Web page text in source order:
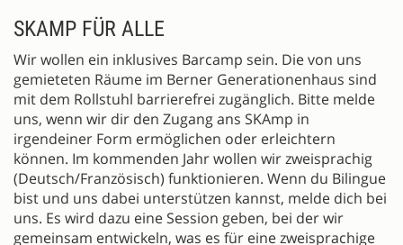
SKAMP FÜR ALLE
Wir wollen ein inklusives Barcamp sein. Die von uns
gemieteten Räume im Berner Generationenhaus sind
mit dem Rollstuhl barrierefrei zugänglich. Bitte melde
uns, wenn wir dir den Zugang ans SKAmp in
irgendeiner Form ermöglichen oder erleichtern
können. Im kommenden Jahr wollen wir zweisprachig
(Deutsch/Französisch) funktionieren. Wenn du Bilingue
bist und uns dabei unterstützen kannst, melde dich bei
uns. Es wird dazu eine Session geben, bei der wir
gemeinsam entwickeln, was es für eine zweisprachige